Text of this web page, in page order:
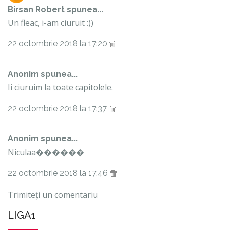
Birsan Robert spunea...
Un fleac, i-am ciuruit :))
22 octombrie 2018 la 17:20
Anonim spunea...
Ii ciuruim la toate capitolele.
22 octombrie 2018 la 17:37
Anonim spunea...
Niculaa������
22 octombrie 2018 la 17:46
Trimiteți un comentariu
LIGA1